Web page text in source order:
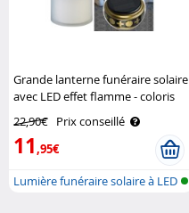
Grande lanterne funéraire solaire
avec LED effet flamme - coloris
22,90€ Prix conseillé
11,95€
Lumière funéraire solaire à LED